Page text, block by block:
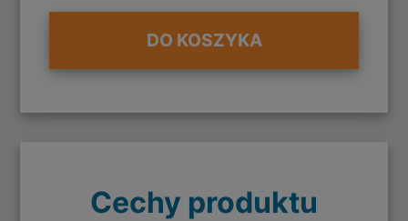
DO KOSZYKA
Cechy produktu